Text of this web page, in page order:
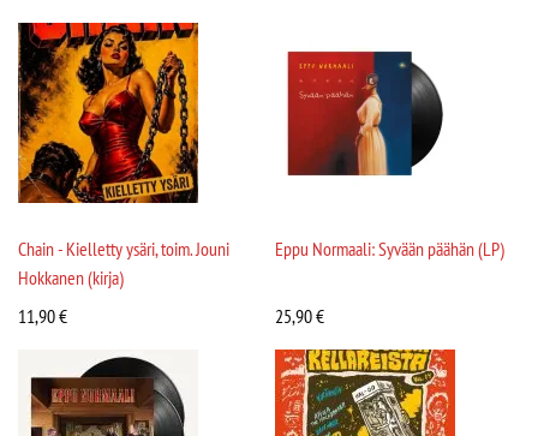
Chain - Kielletty ysäri, toim. Jouni
Hokkanen (kirja)
11,90€
Eppu Normaali: Syvään päähän (LP)
25,90€